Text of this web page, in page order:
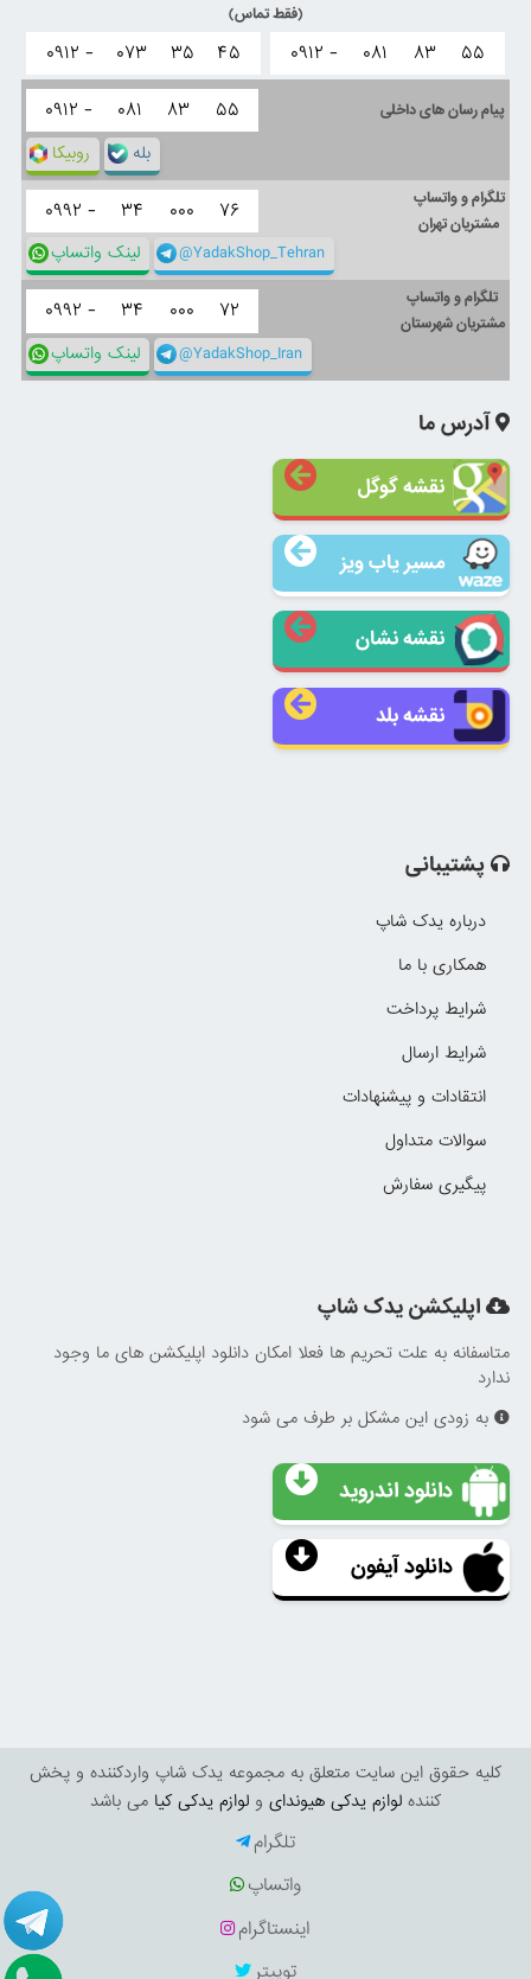
(فقط تماس)
۰۹۱۲ - ۰۸۱ ۸۳ ۵۵ ۰۹۱۲ - ۰۷۳ ۳۵ ۴۵
پیام رسان های داخلی ۰۹۱۲ - ۰۸۱ ۸۳ ۵۵
روبیکا بله
تلگرام و واتساپ
مشتریان تهران
۰۹۹۲ - ۳۴ ۰۰۰ ۷۶
لینک واتساپ @YadakShop_Tehran
تلگرام و واتساپ
مشتریان شهرستان
۰۹۹۲ - ۳۴ ۰۰۰ ۷۲
لینک واتساپ @YadakShop_Iran
آدرس ما
نقشه گوگل
مسیر یاب ویز
نقشه نشان
نقشه بلد
پشتیبانی
درباره یدک شاپ
همکاری با ما
شرایط پرداخت
شرایط ارسال
انتقادات و پیشنهادات
سوالات متداول
پیگیری سفارش
اپلیکشن یدک شاپ
متاسفانه به علت تحریم ها فعلا امکان دانلود اپلیکشن های ما وجود
ندارد
به زودی این مشکل بر طرف می شود
دانلود اندروید
دانلود آیفون
کليه حقوق اين سايت متعلق به مجموعه یدک شاپ واردکننده و پخش
کننده لوازم یدکی هیوندای و لوازم یدکی کیا می باشد
تلگرام
واتساپ
اینستاگرام
توییتر